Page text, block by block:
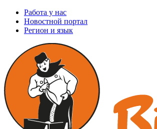
Работа у нас
Новостной портал
Регион и язык